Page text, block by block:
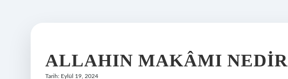
ALLAHIN MAKÂMI NEDIR
Tarih: Eylül 19, 2024